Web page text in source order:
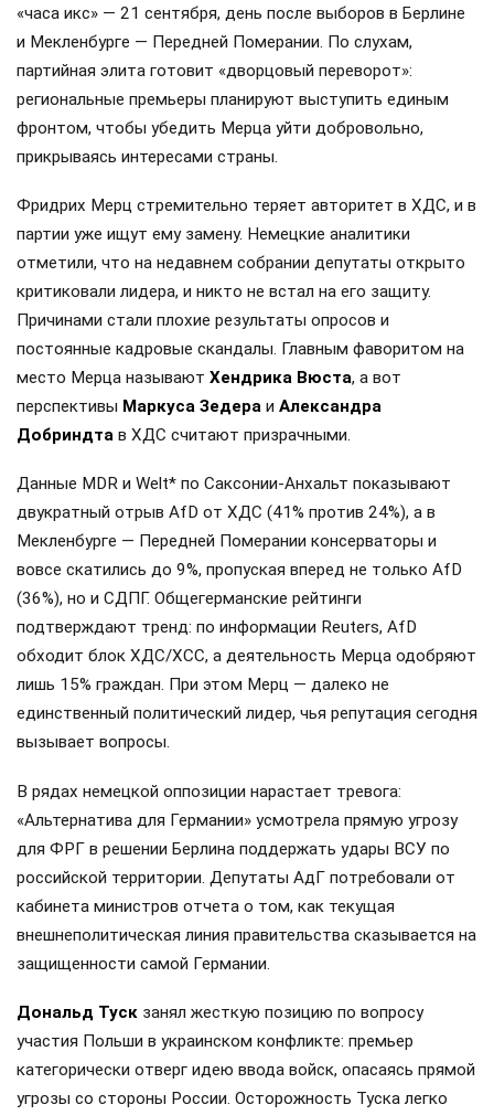
«часа икс» — 21 сентября, день после выборов в Берлине
и Мекленбурге — Передней Померании. По слухам,
партийная элита готовит «дворцовый переворот»:
региональные премьеры планируют выступить единым
фронтом, чтобы убедить Мерца уйти добровольно,
прикрываясь интересами страны.
Фридрих Мерц стремительно теряет авторитет в ХДС, и в
партии уже ищут ему замену. Немецкие аналитики
отметили, что на недавнем собрании депутаты открыто
критиковали лидера, и никто не встал на его защиту.
Причинами стали плохие результаты опросов и
постоянные кадровые скандалы. Главным фаворитом на
место Мерца называют Хендрика Вюста, а вот
перспективы Маркуса Зедера и Александра
Добриндта в ХДС считают призрачными.
Данные MDR и Welt* по Саксонии-Анхальт показывают
двукратный отрыв AfD от ХДС (41% против 24%), а в
Мекленбурге — Передней Померании консерваторы и
вовсе скатились до 9%, пропуская вперед не только AfD
(36%), но и СДПГ. Общегерманские рейтинги
подтверждают тренд: по информации Reuters, AfD
обходит блок ХДС/ХСС, а деятельность Мерца одобряют
лишь 15% граждан. При этом Мерц — далеко не
единственный политический лидер, чья репутация сегодня
вызывает вопросы.
В рядах немецкой оппозиции нарастает тревога:
«Альтернатива для Германии» усмотрела прямую угрозу
для ФРГ в решении Берлина поддержать удары ВСУ по
российской территории. Депутаты АдГ потребовали от
кабинета министров отчета о том, как текущая
внешнеполитическая линия правительства сказывается на
защищенности самой Германии.
Дональд Туск занял жесткую позицию по вопросу
участия Польши в украинском конфликте: премьер
категорически отверг идею ввода войск, опасаясь прямой
угрозы со стороны России. Осторожность Туска легко